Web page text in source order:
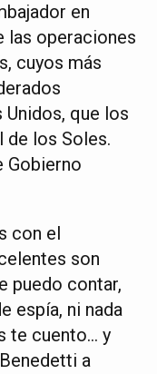
en
las operaciones
cuyos más
que los
de los Soles.
Gobierno
con el
son
puedo contar,
espía, ni nada
te cuento… y
a